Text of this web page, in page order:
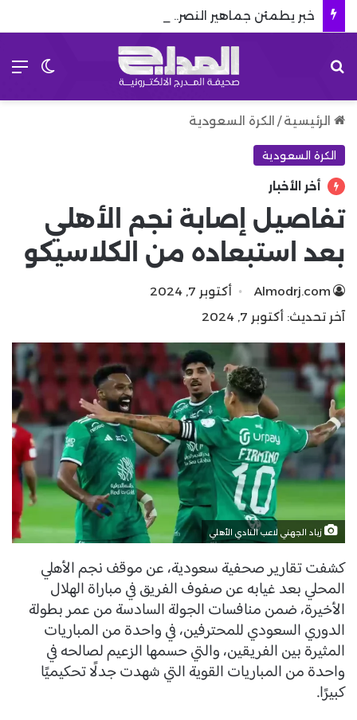
الرئيسية / الكرة السعودية
الكرة السعودية
أخر الأخبار
تفاصيل إصابة نجم الأهلي
بعد استبعاده من الكلاسيكو
Almodrj.com
أكتوبر 7, 2024
آخر تحديث: أكتوبر 7, 2024
زياد الجهني لاعب النادي الأهلي
كشفت تقارير صحفية سعودية، عن موقف نجم الأهلي
المحلي بعد غيابه عن صفوف الفريق في مباراة الهلال
الأخيرة، ضمن منافسات الجولة السادسة من عمر بطولة
الدوري السعودي للمحترفين، في واحدة من المباريات
المثيرة بين الفريقين، والتي حسمها الزعيم لصالحه في
واحدة من المباريات القوية التي شهدت جدلًا تحكيميًا
كبيرًا.